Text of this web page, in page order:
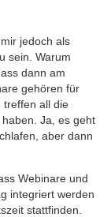
jedoch als
sein. Warum
dann am
gehören für
treffen all die
Ja, es geht
aber dann
Webinare und
integriert werden
stattfinden.